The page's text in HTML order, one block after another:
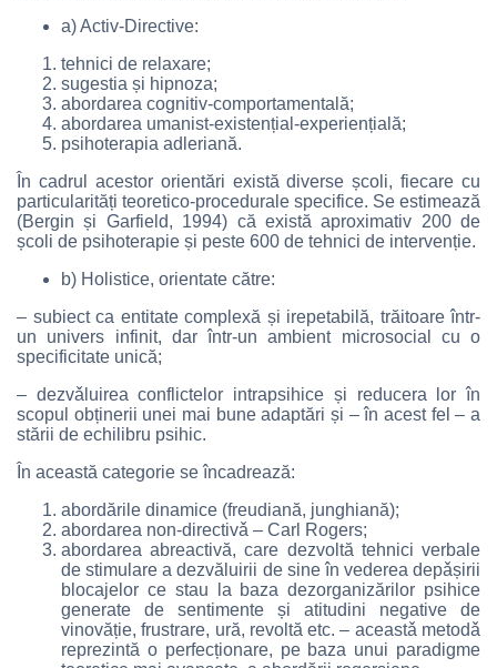
a) Activ-Directive:
tehnici de relaxare;
sugestia și hipnoza;
abordarea cognitiv-comportamentală;
abordarea umanist-existențial-experiențială;
psihoterapia adleriană.
În cadrul acestor orientări există diverse școli, fiecare cu
particularități teoretico-procedurale specifice. Se estimează
(Bergin și Garfield, 1994) că există aproximativ 200 de
școli de psihoterapie și peste 600 de tehnici de intervenție.
b) Holistice, orientate către:
– subiect ca entitate complexă și irepetabilă, trăitoare într-
un univers infinit, dar într-un ambient microsocial cu o
specificitate unică;
– dezvǎluirea conflictelor intrapsihice și reducera lor în
scopul obținerii unei mai bune adaptări și – în acest fel – a
stării de echilibru psihic.
În această categorie se încadrează:
abordările dinamice (freudiană, junghiană);
abordarea non-directivǎ – Carl Rogers;
abordarea abreactivă, care dezvoltă tehnici verbale
de stimulare a dezvăluirii de sine în vederea depǎșirii
blocajelor ce stau la baza dezorganizărilor psihice
generate de sentimente și atitudini negative de
vinovăție, frustrare, ură, revoltă etc. – aceastǎ metodǎ
reprezintă o perfecționare, pe baza unui paradigme